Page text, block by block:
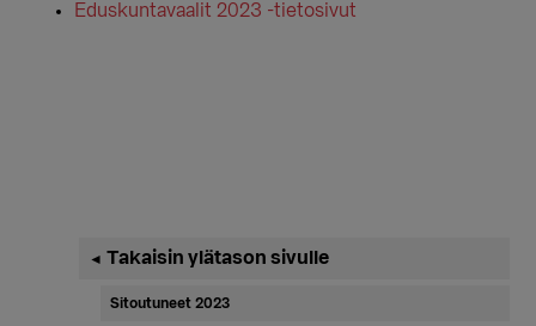
Eduskuntavaalit 2023 -tietosivut
Ensisijainen
sivupalkki
◄ Takaisin ylätason sivulle
Sitoutuneet 2023